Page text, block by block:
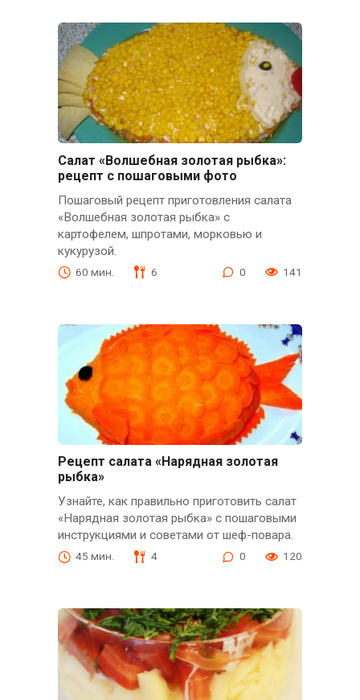
Салат «Волшебная золотая рыбка»:
рецепт с пошаговыми фото
Пошаговый рецепт приготовления салата
«Волшебная золотая рыбка» с
картофелем, шпротами, морковью и
кукурузой.
60 мин. 6 0 141
Рецепт салата «Нарядная золотая
рыбка»
Узнайте, как правильно приготовить салат
«Нарядная золотая рыбка» с пошаговыми
инструкциями и советами от шеф-повара.
45 мин. 4 0 120